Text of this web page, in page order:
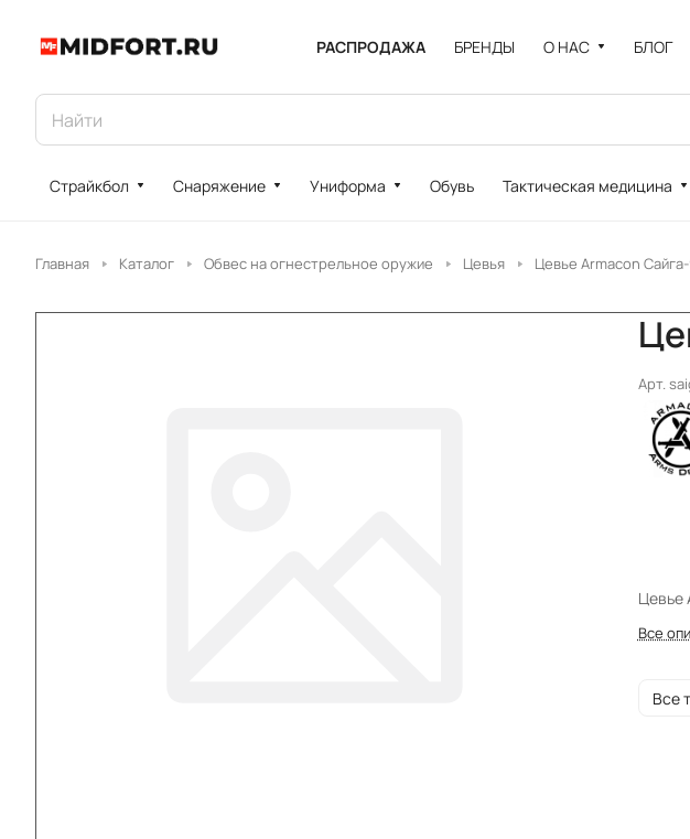
РАСПРОДАЖА БРЕНДЫ О НАС БЛОГ
Страйкбол Снаряжение Униформа Обувь Тактическая медицина
Главная Каталог Обвес на огнестрельное оружие Цевья Цевье Armacon
Арт.
Цевье
Все
Все